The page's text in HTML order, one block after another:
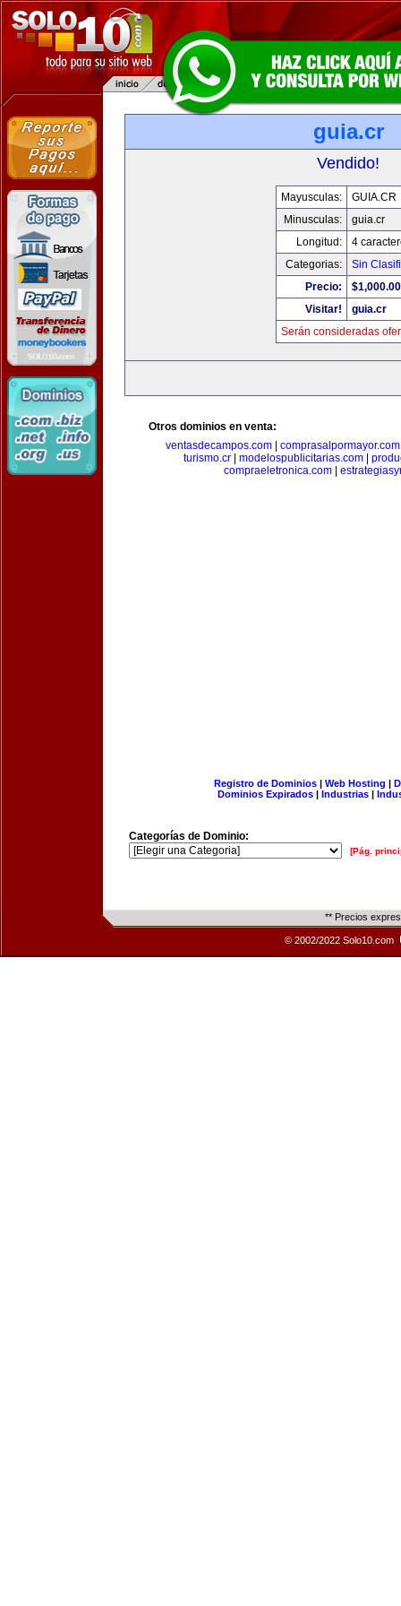
guia.cr
Vendido!
Mayusculas:
GUIA.CR
Minusculas:
guia.cr
Longitud:
4
Categorias:
Sin
Precio:
$1,000.00
Visitar!
guia.cr
Serán consideradas
Otros dominios en venta:
ventasdecampos.com| comprasalpormayor.com
turismo.cr
modelospublicitarias.com
compraeletronica.com
Registro de Dominios| Web Hosting |
Dominios Expirados | Industrias |
Categorías de Dominio:
[Pág.
** Precios
© 2002/2022 Solo10.com